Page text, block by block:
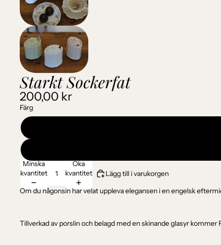
Starkt Sockerfat
200,00 kr
Färg
Minska
kvantitet
Öka
kvantitet
Lägg till i varukorgen
Om du någonsin har velat uppleva elegansen i en engelsk
Tillverkad av porslin och belagd med en skinande glasyr